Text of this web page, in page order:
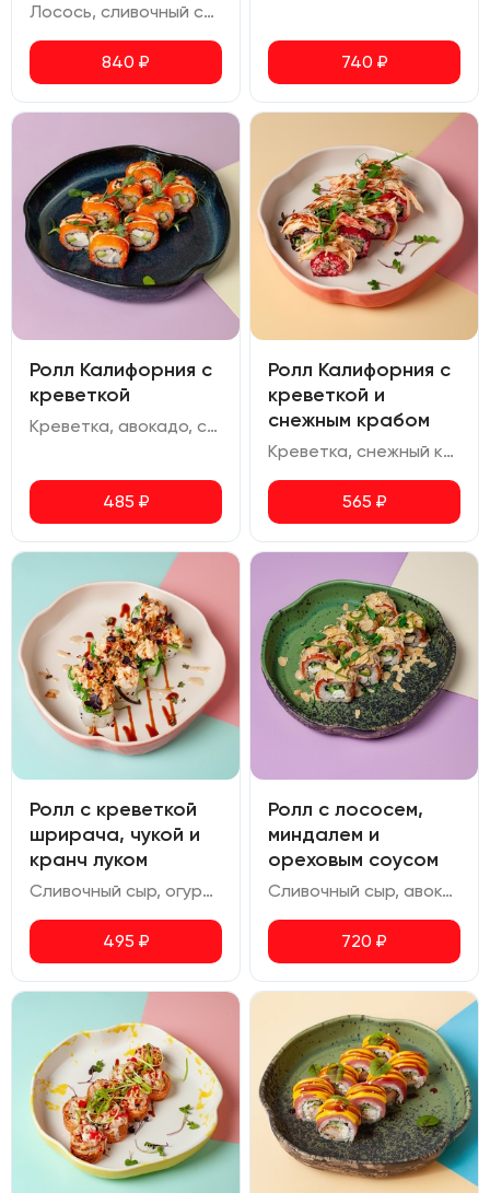
Лосось, сливочный сыр, авокадо, огурец, омлет, красная икра, икра масаго
840 ₽ 740 ₽
Ролл Калифорния с
креветкой
Креветка, авокадо, сливочный сыр, икра масаго
485 ₽
Ролл Калифорния с
креветкой и
снежным крабом
Креветка, снежный краб, сливочный сыр, огурец, икра масаго, соус спайси, соус терияки
565 ₽
Ролл с креветкой
шрирача, чукой и
кранч луком
Сливочный сыр, огурец, омлет, креветка, чука, соус ореховый, соус шрирача, соус терияки, соус спайси, кранч лук
495 ₽
Ролл с лососем,
миндалем и
ореховым соусом
Сливочный сыр, авокадо, лосось, огурец, миндаль, ореховый соус
720 ₽